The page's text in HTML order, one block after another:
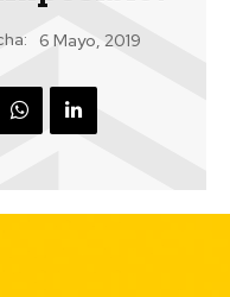
6 Mayo, 2019